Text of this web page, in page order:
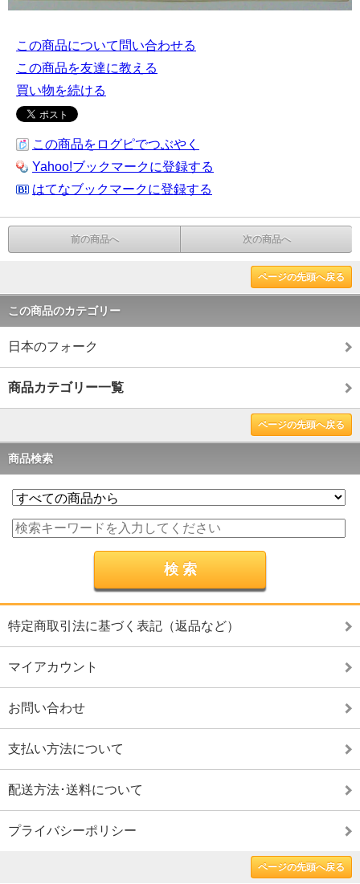
この商品について問い合わせる
この商品を友達に教える
買い物を続ける
この商品をログピでつぶやく
Yahoo!ブックマークに登録する
はてなブックマークに登録する
前の商品へ 次の商品へ
ページの先頭へ戻る
この商品のカテゴリー
日本のフォーク
商品カテゴリー一覧
ページの先頭へ戻る
商品検索
特定商取引法に基づく表記（返品など）
マイアカウント
お問い合わせ
支払い方法について
配送方法･送料について
プライバシーポリシー
ページの先頭へ戻る